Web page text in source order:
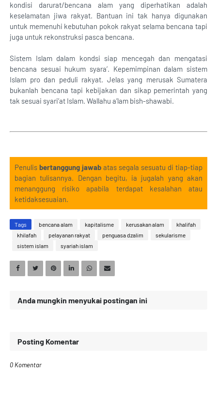
kondisi darurat/bencana alam yang diperhatikan adalah
keselamatan jiwa rakyat. Bantuan ini tak hanya digunakan
untuk memenuhi kebutuhan pokok rakyat selama bencana tapi
juga untuk rekonstruksi pasca bencana.
Sistem Islam dalam kondsi siap mencegah dan mengatasi
bencana sesuai hukum syara’. Kepemimpinan dalam sistem
Islam pro dan peduli rakyat. Jelas yang merusak Sumatera
bukanlah bencana tapi kebijakan dan sikap pemerintah yang
tak sesuai syari’at Islam. Wallahu a’lam bish-shawabi.
Penulis bertanggung jawab atas segala sesuatu di tiap-tiap
bagian tulisannya. Dengan begitu, ia jugalah yang akan
menanggung risiko apabila terdapat kesalahan atau
ketidaksesuaian.
Tags bencana alam kapitalisme kerusakan alam
khalifah
khilafah
pelayanan rakyat penguasa dzalim
sekularisme
sistem islam
syariah islam
Anda mungkin menyukai postingan ini
Posting Komentar
0 Komentar